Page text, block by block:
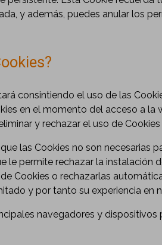
y además, puedes anular los
consintiendo el uso de las
en el momento del acceso a
y rechazar el uso de
las Cookies no son necesarias
le permite rechazar la
Cookies o rechazarlas
y por tanto su experiencia en
navegadores y